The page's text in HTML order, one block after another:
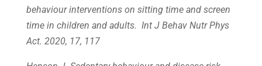
behaviour interventions on sitting time and screen
time in children and adults. Int J Behav Nutr Phys
Act. 2020, 17, 117